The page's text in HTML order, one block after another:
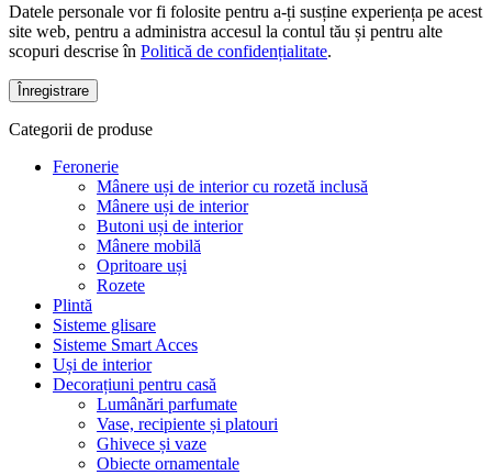
Datele personale vor fi folosite pentru a-ți susține experiența pe acest
site web, pentru a administra accesul la contul tău și pentru alte
scopuri descrise în Politică de confidențialitate.
Înregistrare
Categorii de produse
Feronerie
Mânere uși de interior cu rozetă inclusă
Mânere uși de interior
Butoni uși de interior
Mânere mobilă
Opritoare uși
Rozete
Plintă
Sisteme glisare
Sisteme Smart Acces
Uși de interior
Decorațiuni pentru casă
Lumânări parfumate
Vase, recipiente și platouri
Ghivece și vaze
Obiecte ornamentale